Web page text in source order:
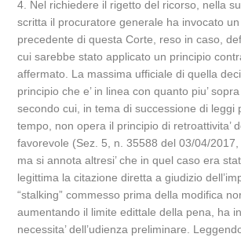
4. Nel richiedere il rigetto del ricorso, nella
scritta il procuratore generale ha invocato
precedente di questa Corte, reso in caso,
cui sarebbe stato applicato un principio
affermato. La massima ufficiale di quella
principio che e’ in linea con quanto piu’
secondo cui, in tema di successione di leggi
tempo, non opera il principio di retroattivita’
favorevole (Sez. 5, n. 35588 del 03/04/2017,
ma si annota altresi’ che in quel caso era
legittima la citazione diretta a giudizio
“stalking” commesso prima della modifica
aumentando il limite edittale della pena, ha
necessita’ dell’udienza preliminare.